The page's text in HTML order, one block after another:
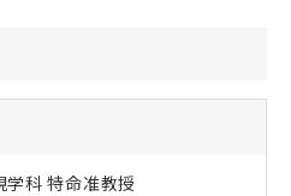
科 特命准教授